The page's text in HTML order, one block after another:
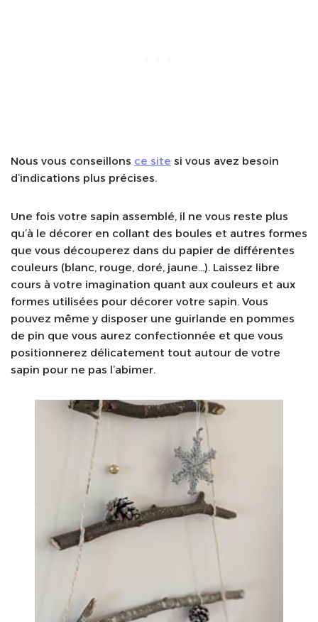
Nous vous conseillons ce site si vous avez besoin
d’indications plus précises.
Une fois votre sapin assemblé, il ne vous reste plus
qu’à le décorer en collant des boules et autres formes
que vous découperez dans du papier de différentes
couleurs (blanc, rouge, doré, jaune…). Laissez libre
cours à votre imagination quant aux couleurs et aux
formes utilisées pour décorer votre sapin. Vous
pouvez même y disposer une guirlande en pommes
de pin que vous aurez confectionnée et que vous
positionnerez délicatement tout autour de votre
sapin pour ne pas l’abimer.